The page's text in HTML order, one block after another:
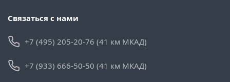
Связаться с нами
+7 (495) 205-20-76 (41 км МКАД)
+7 (933) 666-50-50 (41 км МКАД)